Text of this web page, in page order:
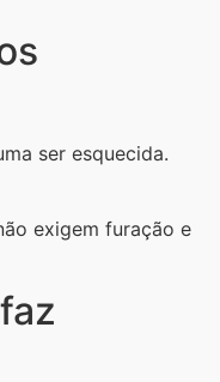
ser esquecida.
exigem furação e